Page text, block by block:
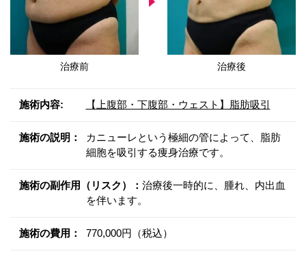
治療前 治療後
施術内容: 【上腹部・下腹部・ウェスト】脂肪吸引
施術の説明：
カニューレという極細の管によって、脂肪
細胞を吸引する痩身治療です。
施術の副作用（リスク）： 治療後一時的に、腫れ、内出血
を伴います。
施術の費用： 770,000円（税込）